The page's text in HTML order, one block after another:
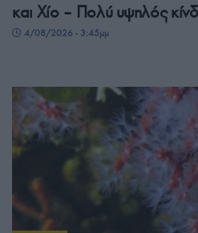
και Χίο – Πολύ υψηλός
4/08/2026 - 3:45μμ